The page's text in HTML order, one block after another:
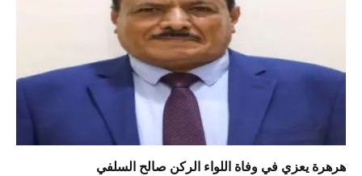
هرهرة يعزي في وفاة اللواء الركن صالح السلفي